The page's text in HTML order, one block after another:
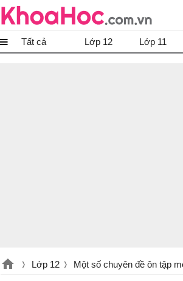
Tất cả Lớp 12 Lớp 11
Lớp 12 Một số chuyên đề ôn tập